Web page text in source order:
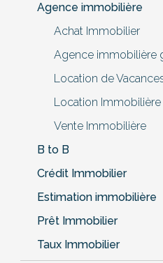
Agence immobilière
Achat Immobilier
Agence immobilière
Location de
Location Immobilière
Vente Immobilière
B to B
Crédit Immobilier
Estimation immobilière
Prêt Immobilier
Taux Immobilier